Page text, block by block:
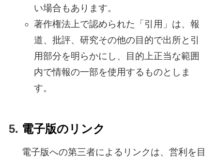
い場合もあります。
著作権法上で認められた「引用」は、報
道、批評、研究その他の目的で出所と引
用部分を明らかにし、目的上正当な範囲
内で情報の一部を使用するものとしま
す。
電子版のリンク
電子版への第三者によるリンクは、営利を目